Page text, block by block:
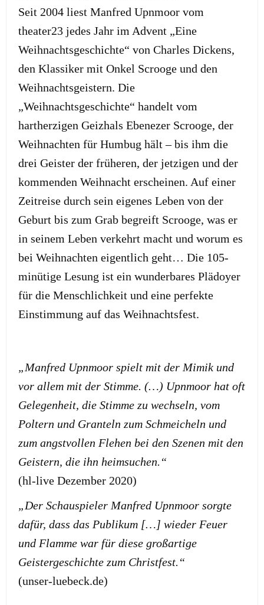
Seit 2004 liest Manfred Upnmoor vom
theater23 jedes Jahr im Advent „Eine
Weihnachtsgeschichte“ von Charles Dickens,
den Klassiker mit Onkel Scrooge und den
Weihnachtsgeistern. Die
„Weihnachtsgeschichte“ handelt vom
hartherzigen Geizhals Ebenezer Scrooge, der
Weihnachten für Humbug hält – bis ihm die
drei Geister der früheren, der jetzigen und der
kommenden Weihnacht erscheinen. Auf einer
Zeitreise durch sein eigenes Leben von der
Geburt bis zum Grab begreift Scrooge, was er
in seinem Leben verkehrt macht und worum es
bei Weihnachten eigentlich geht… Die 105-
minütige Lesung ist ein wunderbares Plädoyer
für die Menschlichkeit und eine perfekte
Einstimmung auf das Weihnachtsfest.
„Manfred Upnmoor spielt mit der Mimik und
vor allem mit der Stimme. (…) Upnmoor hat oft
Gelegenheit, die Stimme zu wechseln, vom
Poltern und Granteln zum Schmeicheln und
zum angstvollen Flehen bei den Szenen mit den
Geistern, die ihn heimsuchen.“
(hl-live Dezember 2020)
„Der Schauspieler Manfred Upnmoor sorgte
dafür, dass das Publikum […] wieder Feuer
und Flamme war für diese großartige
Geistergeschichte zum Christfest.“
(unser-luebeck.de)